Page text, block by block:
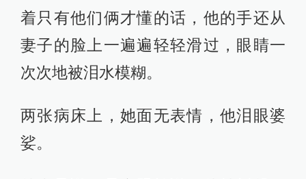
着只有他们俩才懂的话，他的手还从
妻子的脸上一遍遍轻轻滑过，眼睛一
次次地被泪水模糊。
两张病床上，她面无表情，他泪眼婆
娑。